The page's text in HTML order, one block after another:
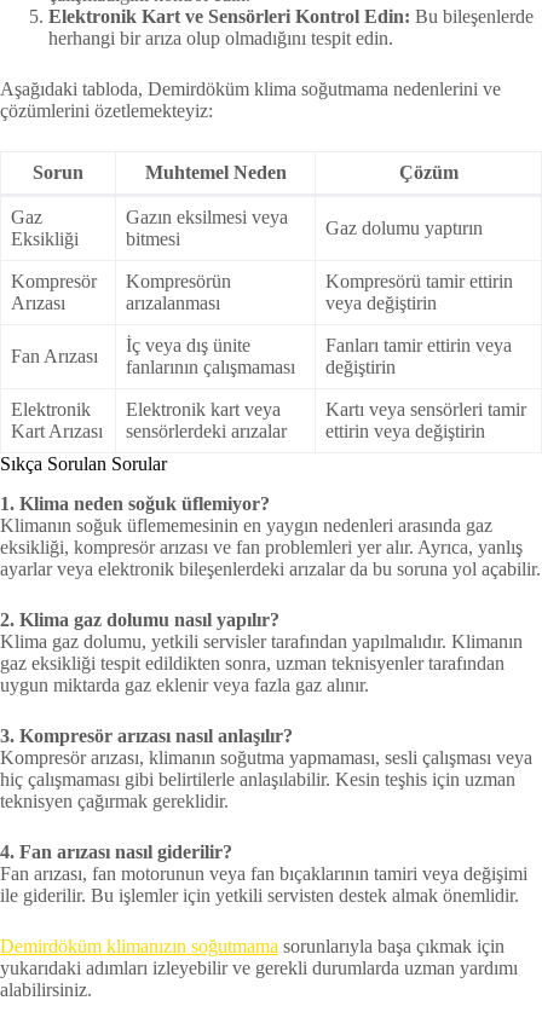
Elektronik Kart ve Sensörleri Kontrol Edin: Bu bileşenlerde
herhangi bir arıza olup olmadığını tespit edin.
Aşağıdaki tabloda, Demirdöküm klima soğutmama nedenlerini ve
çözümlerini özetlemekteyiz:
Sorun Muhtemel Neden Çözüm
Gaz
Eksikliği
Gazın eksilmesi veya
bitmesi
Gaz dolumu yaptırın
Kompresör
Arızası
Kompresörün
arızalanması
Kompresörü tamir ettirin
veya değiştirin
Fan Arızası
İç veya dış ünite
fanlarının çalışmaması
Fanları tamir ettirin veya
değiştirin
Elektronik
Kart Arızası
Elektronik kart veya
sensörlerdeki arızalar
Kartı veya sensörleri tamir
ettirin veya değiştirin
Sıkça Sorulan Sorular
1. Klima neden soğuk üflemiyor?
Klimanın soğuk üflememesinin en yaygın nedenleri arasında gaz
eksikliği, kompresör arızası ve fan problemleri yer alır. Ayrıca, yanlış
ayarlar veya elektronik bileşenlerdeki arızalar da bu soruna yol açabilir.
2. Klima gaz dolumu nasıl yapılır?
Klima gaz dolumu, yetkili servisler tarafından yapılmalıdır. Klimanın
gaz eksikliği tespit edildikten sonra, uzman teknisyenler tarafından
uygun miktarda gaz eklenir veya fazla gaz alınır.
3. Kompresör arızası nasıl anlaşılır?
Kompresör arızası, klimanın soğutma yapmaması, sesli çalışması veya
hiç çalışmaması gibi belirtilerle anlaşılabilir. Kesin teşhis için uzman
teknisyen çağırmak gereklidir.
4. Fan arızası nasıl giderilir?
Fan arızası, fan motorunun veya fan bıçaklarının tamiri veya değişimi
ile giderilir. Bu işlemler için yetkili servisten destek almak önemlidir.
Demirdöküm klimanızın soğutmama sorunlarıyla başa çıkmak için
yukarıdaki adımları izleyebilir ve gerekli durumlarda uzman yardımı
alabilirsiniz.